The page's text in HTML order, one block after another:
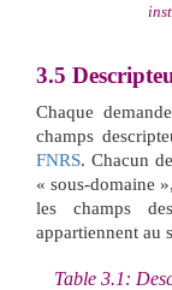
3.5
Chaque
champs
FNRS. Chacun
« sous-domaine
les champs
appartiennent au
Table 3.1: